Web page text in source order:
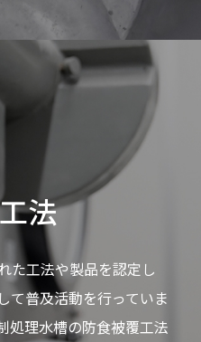
法
た工法や製品を認定し
て普及活動を行っていま
処理水槽の防食被覆工法